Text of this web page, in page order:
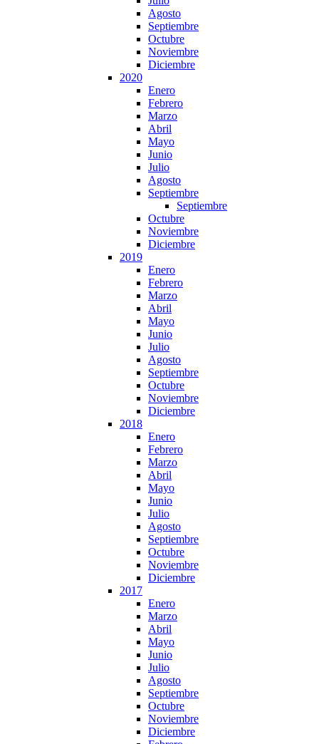
Agosto
Septiembre
Octubre
Noviembre
Diciembre
2020
Enero
Febrero
Marzo
Abril
Mayo
Junio
Julio
Agosto
Septiembre
Septiembre
Octubre
Noviembre
Diciembre
2019
Enero
Febrero
Marzo
Abril
Mayo
Junio
Julio
Agosto
Septiembre
Octubre
Noviembre
Diciembre
2018
Enero
Febrero
Marzo
Abril
Mayo
Junio
Julio
Agosto
Septiembre
Octubre
Noviembre
Diciembre
2017
Enero
Marzo
Abril
Mayo
Junio
Julio
Agosto
Septiembre
Octubre
Noviembre
Diciembre